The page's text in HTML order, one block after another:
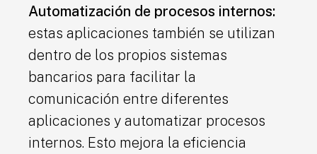
Automatización de procesos internos:
estas aplicaciones también se utilizan
dentro de los propios sistemas
bancarios para facilitar la
comunicación entre diferentes
aplicaciones y automatizar procesos
internos. Esto mejora la eficiencia